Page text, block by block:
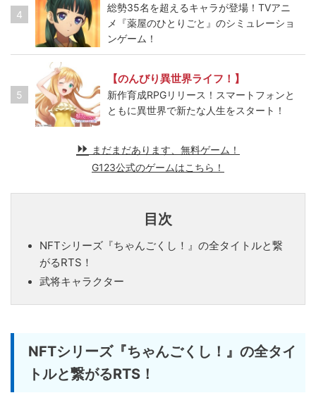
4
総勢35名を超えるキャラが登場！TVアニ
メ『薬屋のひとりごと』のシミュレーショ
ンゲーム！
5
【のんびり異世界ライフ！】
新作育成RPGリリース！スマートフォンと
ともに異世界で新たな人生をスタート！
まだまだあります、無料ゲーム！
G123公式のゲームはこちら！
目次
NFTシリーズ『ちゃんごくし！』の全タイトルと繋
がるRTS！
武将キャラクター
NFTシリーズ『ちゃんごくし！』の全タイ
トルと繋がるRTS！